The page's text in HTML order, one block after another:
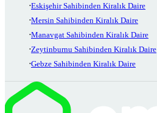
Eskişehir Sahibinden Kiralık Daire
Mersin Sahibinden Kiralık Daire
Manavgat Sahibinden Kiralık Daire
Zeytinburnu Sahibinden Kiralık Daire
Gebze Sahibinden Kiralık Daire